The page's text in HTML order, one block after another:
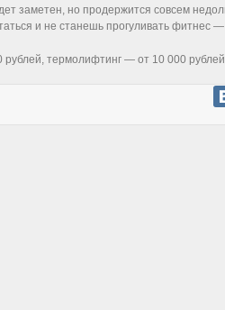
заметен, но продержится совсем
и не станешь прогуливать фитнес
рублей, термолифтинг — от 10 000